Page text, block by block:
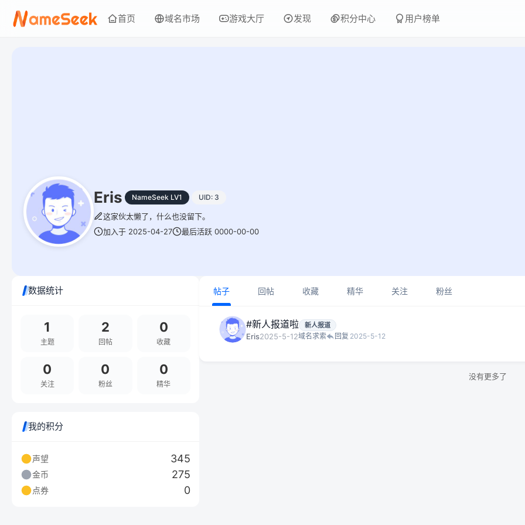
首页 域名市场 游戏大厅 发现 积分中心 用户榜单
Eris NameSeek LV1 UID: 3
这家伙太懒了，什么也没留下。
加入于 2025-04-27
最后活跃 0000-00-00
数据统计
1
主题
2
回帖
0
收藏
0
关注
0
粉丝
0
精华
我的积分
声望 345
金币 275
点券 0
帖子 回帖 收藏 精华 关注 粉丝
#新人报道啦 新人报道
Eris2025-5-12域名求索 回复 2025-5-12
没有更多了